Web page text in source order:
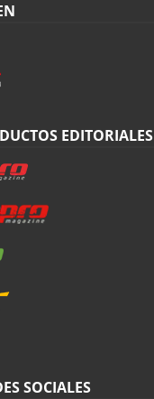
EDITORIALES
SOCIALES